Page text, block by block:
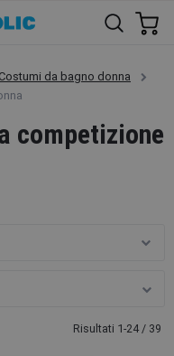
Costumi da bagno donna
competizione
Risultati 1-24 / 39